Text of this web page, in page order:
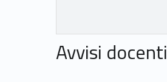
Avvisi docenti